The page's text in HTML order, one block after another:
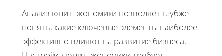
Анализ юнит-экономики позволяет глубже
понять, какие ключевые элементы наиболее
эффективно влияют на развитие бизнеса.